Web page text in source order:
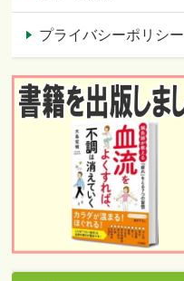
プライバシーポリシー